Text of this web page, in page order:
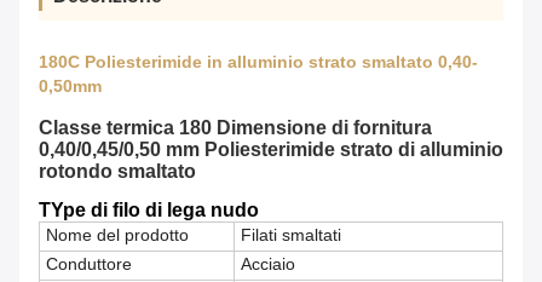
180C Poliesterimide in alluminio strato smaltato 0,40-
0,50mm
Classe termica 180 Dimensione di fornitura
0,40/0,45/0,50 mm Poliesterimide strato di alluminio
rotondo smaltato
TYpe di filo di lega nudo
Nome del prodotto
Filati smaltati
Conduttore
Acciaio